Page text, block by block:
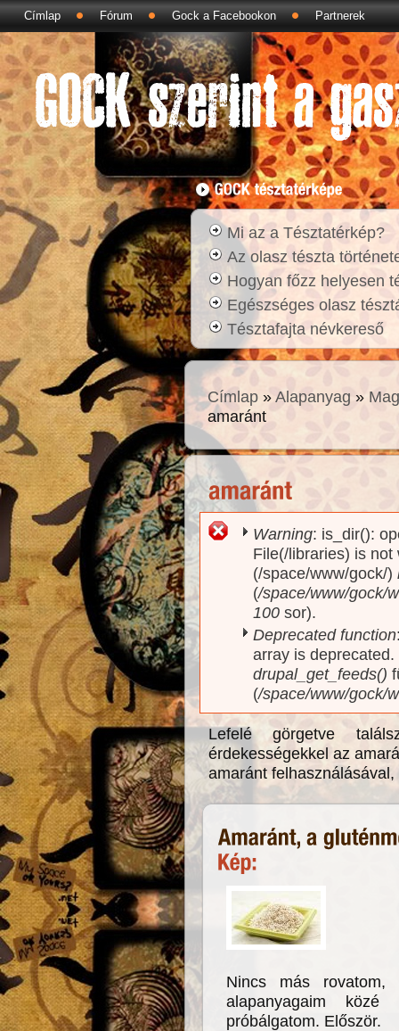
Címlap Fórum Gock a Facebookon Partnerek
Mi az a Tésztatérkép?
Az olasz tészta
Hogyan főzz helyesen
Egészséges olasz
Tésztafajta névkereső
Címlap »Alapanyag »
amaránt
Hibaüzenet
Warning: is_dir():
File(/libraries) is
(/space/www/gock/)
(/space/www/gock/
100 sor).
Deprecated function
array is
drupal_get_feeds()
(/space/www/gock/
Lefelé görgetve
érdekességekkel az
amaránt
Nincs más
alapanyagaim
próbálgatom. Először.